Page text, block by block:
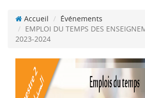
Accueil
Événements
EMPLOI DU TEMPS DES
2023-2024